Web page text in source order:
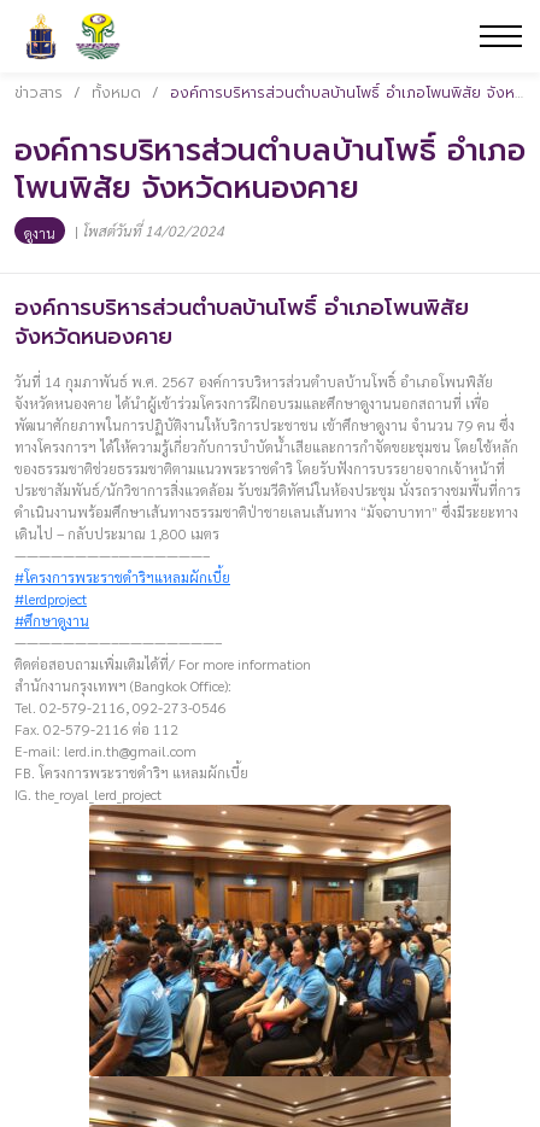
ข่าวสาร / ทั้งหมด / องค์การบริหารส่วนตำบลบ้านโพธิ์ อำเภอโพนพิสัย จังหวัดหนองคาย
องค์การบริหารส่วนตำบลบ้านโพธิ์ อำเภอ
โพนพิสัย จังหวัดหนองคาย
ดูงาน | โพสต์วันที่ 14/02/2024
องค์การบริหารส่วนตำบลบ้านโพธิ์ อำเภอโพนพิสัย
จังหวัดหนองคาย
วันที่ 14 กุมภาพันธ์ พ.ศ. 2567 องค์การบริหารส่วนตำบลบ้านโพธิ์ อำเภอโพนพิสัย
จังหวัดหนองคาย ได้นำผู้เข้าร่วมโครงการฝึกอบรมและศึกษาดูงานนอกสถานที่ เพื่อ
พัฒนาศักยภาพในการปฏิบัติงานให้บริการประชาชน เข้าศึกษาดูงาน จำนวน 79 คน ซึ่ง
ทางโครงการฯ ได้ให้ความรู้เกี่ยวกับการบำบัดน้ำเสียและการกำจัดขยะชุมชน โดยใช้หลัก
ของธรรมชาติช่วยธรรมชาติตามแนวพระราชดำริ โดยรับฟังการบรรยายจากเจ้าหน้าที่
ประชาสัมพันธ์/นักวิชาการสิ่งแวดล้อม รับชมวีดิทัศน์ในห้องประชุม นั่งรถรางชมพื้นที่การ
ดำเนินงานพร้อมศึกษาเส้นทางธรรมชาติป่าชายเลนเส้นทาง “มัจฉาบาทา” ซึ่งมีระยะทาง
เดินไป – กลับประมาณ 1,800 เมตร
————————–———————–
#โครงการพระราชดำริฯแหลมผักเบี้ย
#lerdproject
#ศึกษาดูงาน
————————–————————–
ติดต่อสอบถามเพิ่มเติมได้ที่/ For more information
สำนักงานกรุงเทพฯ (Bangkok Office):
Tel. 02-579-2116, 092-273-0546
Fax. 02-579-2116 ต่อ 112
E-mail: lerd.in.th@gmail.com
FB. โครงการพระราชดำริฯ แหลมผักเบี้ย
IG. the_royal_lerd_project